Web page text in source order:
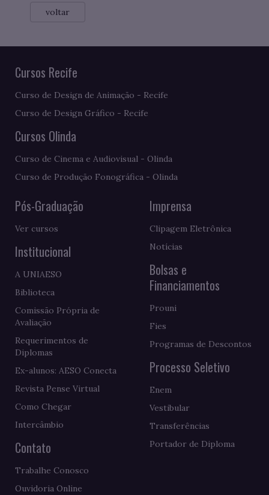
voltar
Cursos Recife
Curso de Design de Animação - Recife
Curso de Design Gráfico - Recife
Cursos Olinda
Curso de Cinema e Audiovisual - Olinda
Curso de Produção Fonográfica - Olinda
Pós-Graduação
Ver cursos
Institucional
A UNIAESO
Biblioteca
Comissão Própria de
Avaliação
Requerimentos de
Diplomas
Ex-alunos: AESO Conecta
Revista Pense Virtual
Como Chegar
Intercâmbio
Contato
Trabalhe Conosco
Ouvidoria Online
Imprensa
Clipagem Eletrônica
Notícias
Bolsas e
Financiamentos
Prouni
Fies
Programas de Descontos
Processo Seletivo
Enem
Vestibular
Transferências
Portador de Diploma